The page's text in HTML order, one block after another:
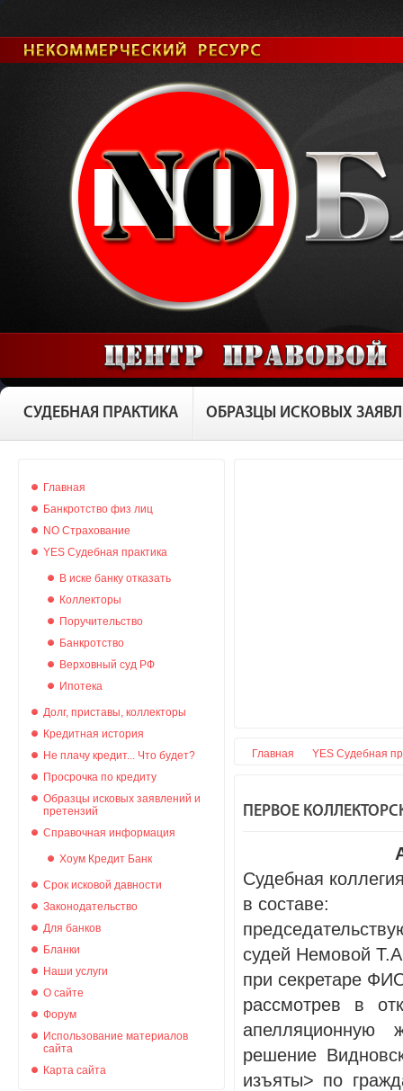
СУДЕБНАЯ ПРАКТИКА ОБРАЗЦЫ ИСКОВЫХ
Главная
Банкротство физ лиц
NO Страхование
YES Судебная практика
В иске банку отказать
Коллекторы
Поручительство
Банкротство
Верховный суд РФ
Ипотека
Долг, приставы, коллекторы
Кредитная история
Не плачу кредит... Что будет?
Просрочка по кредиту
Образцы исковых заявлений и
претензий
Справочная информация
Хоум Кредит Банк
Срок исковой давности
Законодательство
Для банков
Бланки
Наши услуги
О сайте
Форум
Использование материалов
сайта
Карта сайта
Главная YES Судебная
ПЕРВОЕ
Судебная
в составе:
судей Немовой
при секретаре
рассмотрев в
апелляционную
решение
изъяты> по